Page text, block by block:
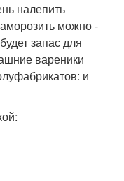
налепить
можно -
запас для
вареники
и